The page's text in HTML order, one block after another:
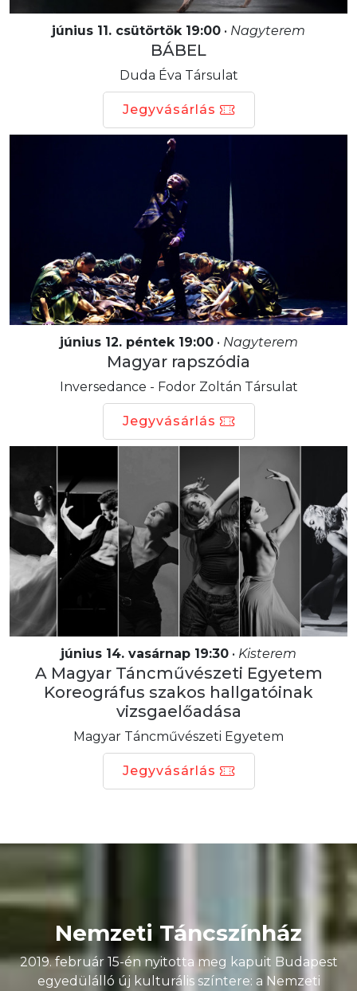
június 11. csütörtök 19:00 • Nagyterem
BÁBEL
Duda Éva Társulat
Jegyvásárlás
június 12. péntek 19:00• Nagyterem
Magyar rapszódia
Inversedance - Fodor Zoltán Társulat
Jegyvásárlás
június 14. vasárnap 19:30 • Kisterem
A Magyar Táncművészeti Egyetem
Koreográfus szakos hallgatóinak
vizsgaelőadása
Magyar Táncművészeti Egyetem
Jegyvásárlás
Nemzeti Táncszínház
2019. február 15-én nyitotta meg kapuit Budapest
egyedülálló új kulturális színtere: a Nemzeti